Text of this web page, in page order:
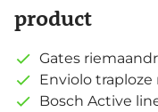
product
Gates
Enviolo
Bosch Active